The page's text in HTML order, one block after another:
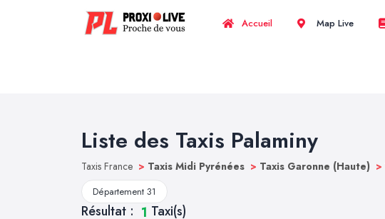
Accueil Map Live
Liste des Taxis Palaminy
Taxis France > Taxis Midi Pyrénées > Taxis Garonne (Haute) >
Département 31
Résultat : 1 Taxi(s)